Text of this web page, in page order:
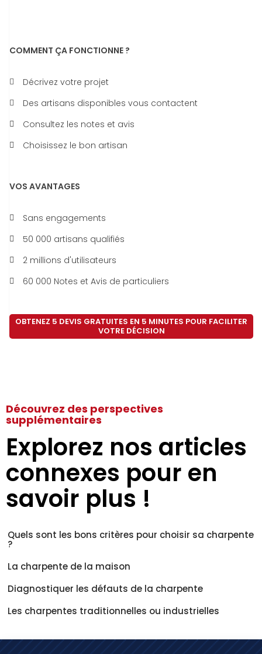
COMMENT ÇA FONCTIONNE ?
Décrivez votre projet
Des artisans disponibles vous contactent
Consultez les notes et avis
Choisissez le bon artisan
VOS AVANTAGES
Sans engagements
50 000 artisans qualifiés
2 millions d'utilisateurs
60 000 Notes et Avis de particuliers
OBTENEZ 5 DEVIS GRATUITES EN 5 MINUTES POUR FACILITER
VOTRE DÉCISION
Découvrez des perspectives
supplémentaires
Explorez nos articles
connexes pour en
savoir plus !
Quels sont les bons critères pour choisir sa charpente
?
La charpente de la maison
Diagnostiquer les défauts de la charpente
Les charpentes traditionnelles ou industrielles